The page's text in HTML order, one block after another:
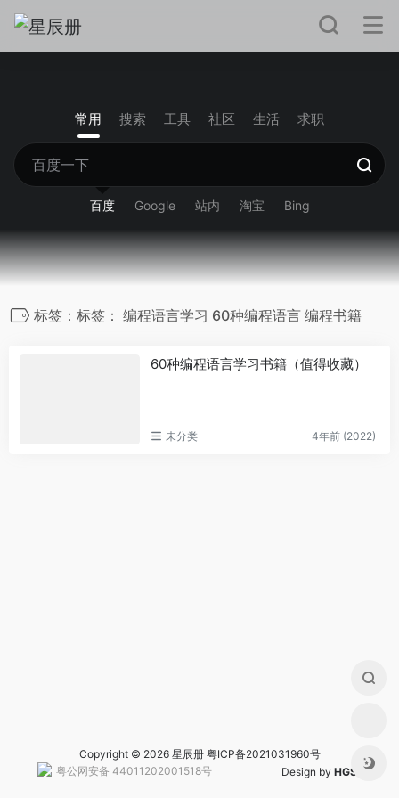
常用 搜索 工具 社区 生活 求职
百度 Google 站内 淘宝 Bing
标签：标签： 编程语言学习 60种编程语言 编程书籍
60种编程语言学习书籍（值得收藏）
未分类 4年前 (2022)
Copyright © 2026 星辰册 粤ICP备2021031960号
粤公网安备 44011202001518号Design by HGS